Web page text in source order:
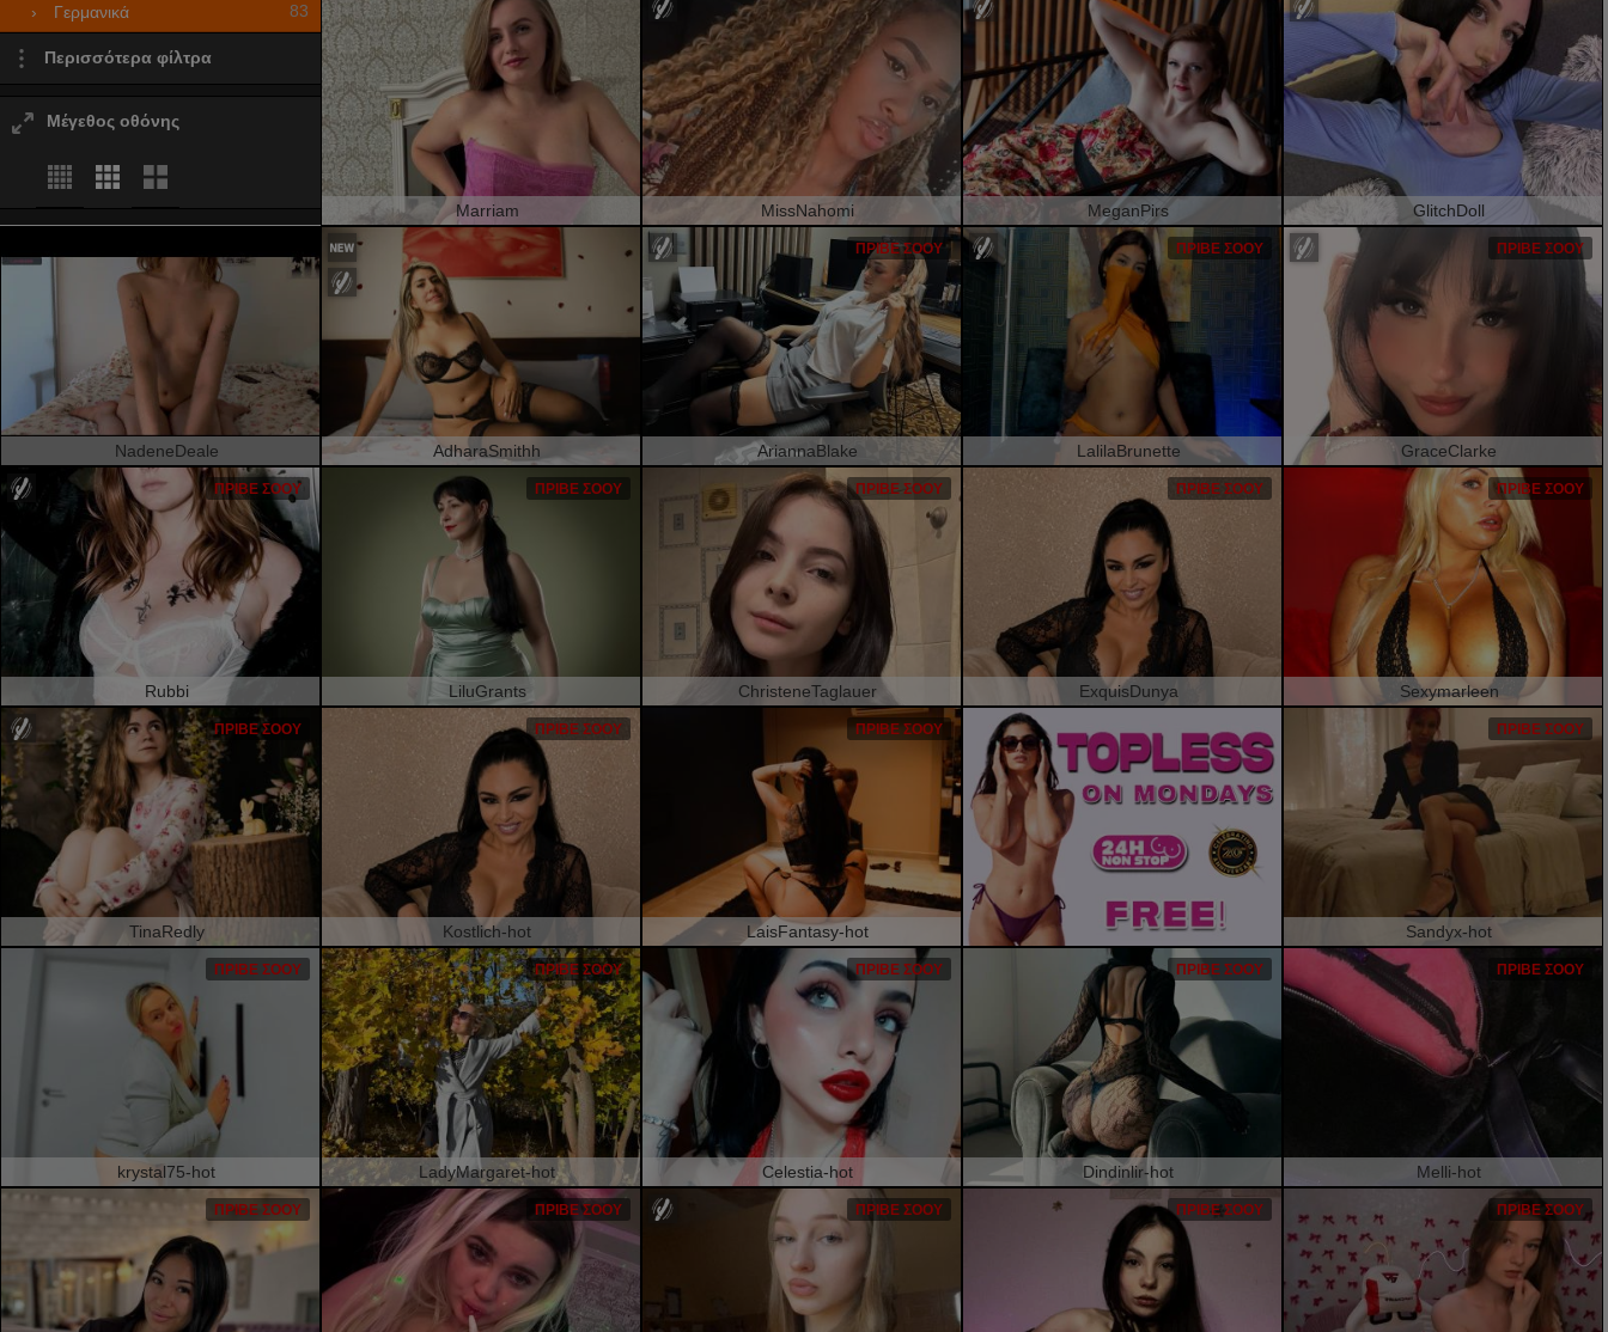
› Γερμανικά 83
Περισσότερα φίλτρα
Μέγεθος οθόνης
Marriam MissNahomi MeganPirs GlitchDoll
NadeneDeale AdharaSmithh AriannaBlake
ΠΡΙΒΈ ΣΌΟΥ
LalilaBrunette
ΠΡΙΒΈ ΣΌΟΥ
GraceClarke
ΠΡΙΒΈ ΣΌΟΥ
Rubbi
ΠΡΙΒΈ ΣΌΟΥ
LiluGrants
ΠΡΙΒΈ ΣΌΟΥ
ChristeneTaglauer
ΠΡΙΒΈ ΣΌΟΥ
ExquisDunya
ΠΡΙΒΈ ΣΌΟΥ
Sexymarleen
ΠΡΙΒΈ ΣΌΟΥ
TinaRedly
ΠΡΙΒΈ ΣΌΟΥ
Kostlich-hot
ΠΡΙΒΈ ΣΌΟΥ
LaisFantasy-hot
ΠΡΙΒΈ ΣΌΟΥ
Sandyx-hot
ΠΡΙΒΈ ΣΌΟΥ
krystal75-hot
ΠΡΙΒΈ ΣΌΟΥ
LadyMargaret-hot
ΠΡΙΒΈ ΣΌΟΥ
Celestia-hot
ΠΡΙΒΈ ΣΌΟΥ
Dindinlir-hot
ΠΡΙΒΈ ΣΌΟΥ
Melli-hot
ΠΡΙΒΈ ΣΌΟΥ
ΠΡΙΒΈ ΣΌΟΥ ΠΡΙΒΈ ΣΌΟΥ ΠΡΙΒΈ ΣΌΟΥ ΠΡΙΒΈ ΣΌΟΥ ΠΡΙΒΈ ΣΌΟΥ